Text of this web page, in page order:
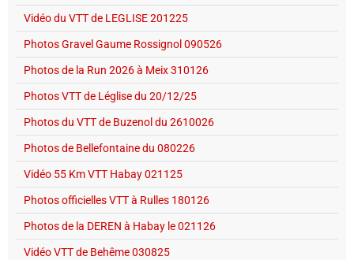
Vidéo du VTT de LEGLISE 201225
Photos Gravel Gaume Rossignol 090526
Photos de la Run 2026 à Meix 310126
Photos VTT de Léglise du 20/12/25
Photos du VTT de Buzenol du 2610026
Photos de Bellefontaine du 080226
Vidéo 55 Km VTT Habay 021125
Photos officielles VTT à Rulles 180126
Photos de la DEREN à Habay le 021126
Vidéo VTT de Behême 030825